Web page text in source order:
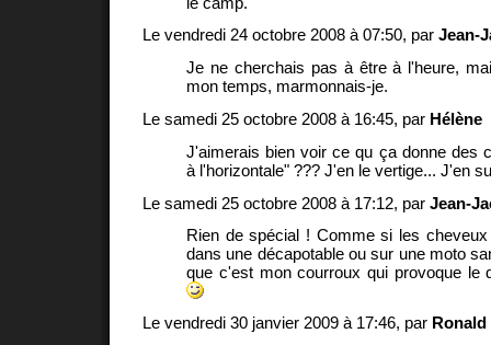
Le vendredi 24 octobre 2008 à 07:50, par Jean-
Je ne cherchais pas à être à l'heure,
mon temps, marmonnais-je.
Le samedi 25 octobre 2008 à 16:45, par Hélène
J'aimerais bien voir ce qu ça donne des
à l'horizontale" ??? J'en le vertige... J'en
Le samedi 25 octobre 2008 à 17:12, par Jean-
Rien de spécial ! Comme si les
dans une décapotable ou sur une moto
que c'est mon courroux qui provoque le
Le vendredi 30 janvier 2009 à 17:46, par Ronald